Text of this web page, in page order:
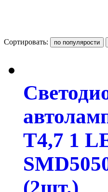
Сортировать:
T4,7 1
(2шт.)